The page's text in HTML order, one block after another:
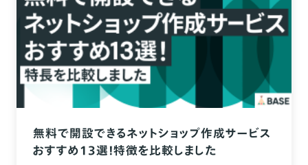
無料で開設できるネットショップ作成サービス
おすすめ13選！特徴を比較しました